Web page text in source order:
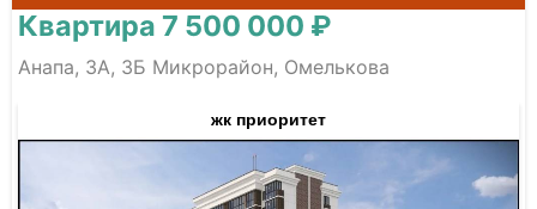
Квартира 7 500 000 ₽
Анапа, 3А, 3Б Микрорайон, Омелькова
жк приоритет